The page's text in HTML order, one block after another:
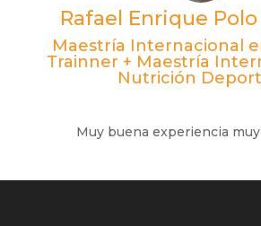
Rafael Enrique
Maestría Internacional
Trainner + Maestría
Nutrición
Muy buena experiencia